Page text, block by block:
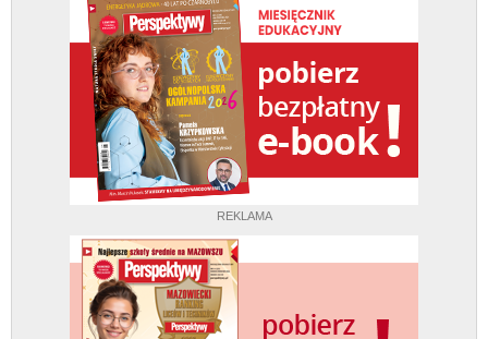
REKLAMA